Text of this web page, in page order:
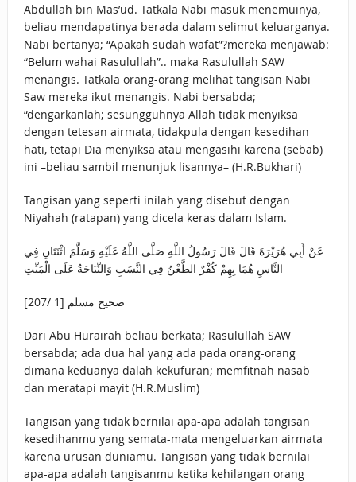
Abdullah bin Mas’ud. Tatkala Nabi masuk menemuinya,
beliau mendapatinya berada dalam selimut keluarganya.
Nabi bertanya; “Apakah sudah wafat”?mereka menjawab:
“Belum wahai Rasulullah”.. maka Rasulullah SAW
menangis. Tatkala orang-orang melihat tangisan Nabi
Saw mereka ikut menangis. Nabi bersabda;
“dengarkanlah; sesungguhnya Allah tidak menyiksa
dengan tetesan airmata, tidakpula dengan kesedihan
hati, tetapi Dia menyiksa atau mengasihi karena (sebab)
ini –beliau sambil menunjuk lisannya– (H.R.Bukhari)
Tangisan yang seperti inilah yang disebut dengan
Niyahah (ratapan) yang dicela keras dalam Islam.
عَنْ أَبِي هُرَيْرَةَ قَالَ قَالَ رَسُولُ اللَّهِ صَلَّى اللَّهُ عَلَيْهِ وَسَلَّمَ اثْنَتَانِ فِي
النَّاسِ هُمَا بِهِمْ كُفْرٌ الطَّعْنُ فِي النَّسَبِ وَالنِّيَاحَةُ عَلَى الْمَيِّتِ
صحيح مسلم [1 /207]
Dari Abu Hurairah beliau berkata; Rasulullah SAW
bersabda; ada dua hal yang ada pada orang-orang
dimana keduanya dalah kekufuran; memfitnah nasab
dan meratapi mayit (H.R.Muslim)
Tangisan yang tidak bernilai apa-apa adalah tangisan
kesedihanmu yang semata-mata mengeluarkan airmata
karena urusan duniamu. Tangisan yang tidak bernilai
apa-apa adalah tangisanmu ketika kehilangan orang